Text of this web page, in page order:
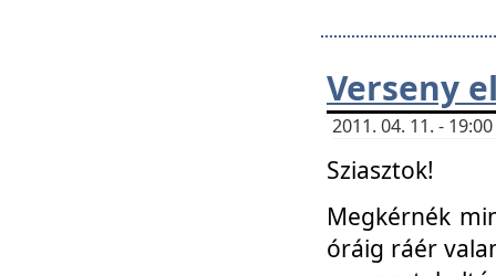
Verseny
2011. 04. 11. -
Sziasztok!
Megkérnék
óráig ráér